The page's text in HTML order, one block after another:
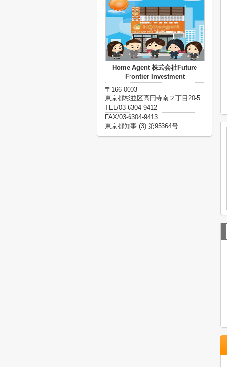
Home Agent 株式会社Future
Frontier Investment
〒166-0003
東京都杉並区高円寺南２丁目20-5
TEL/03-6304-9412
FAX/03-6304-9413
東京都知事 (3) 第95364号